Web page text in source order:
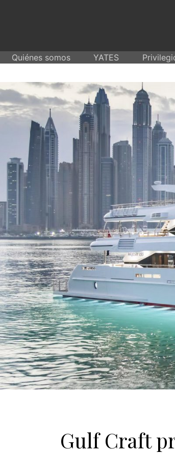
Quiénes somos YATES
Gulf Craft